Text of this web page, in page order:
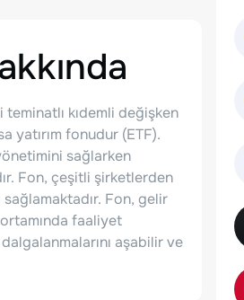
kıdemli değişken
yatırım fonudur (ETF).
sağlarken
Fon, çeşitli şirketlerden
sağlamaktadır. Fon, gelir
faaliyet
aşabilir ve